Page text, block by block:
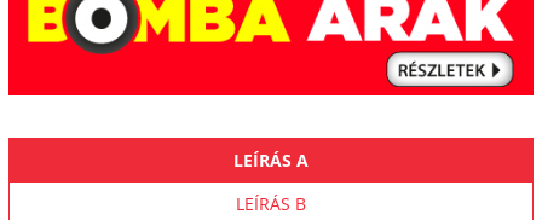
LEÍRÁS A
LEÍRÁS B